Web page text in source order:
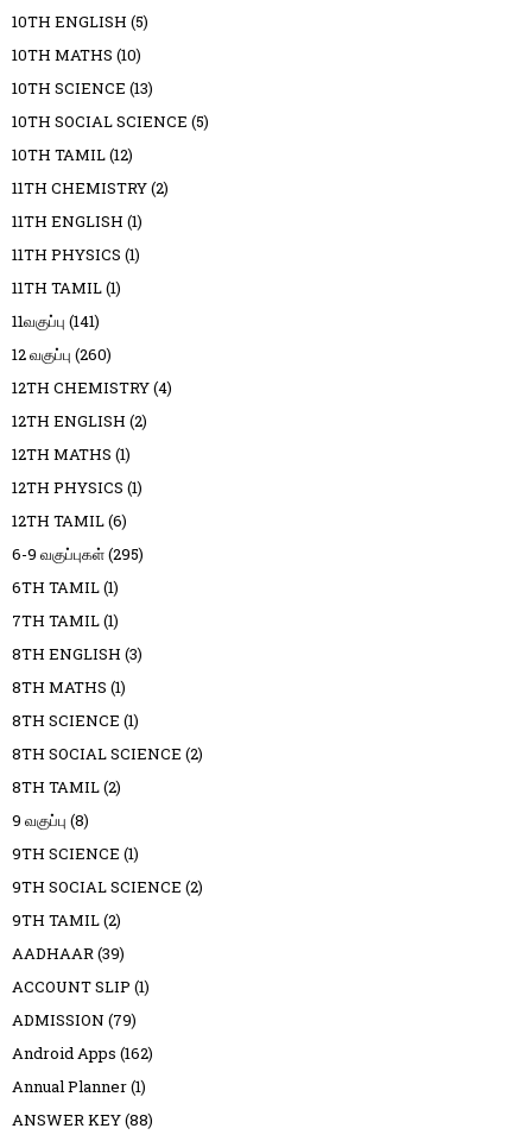
10TH ENGLISH (5)
10TH MATHS (10)
10TH SCIENCE (13)
10TH SOCIAL SCIENCE (5)
10TH TAMIL(12)
11TH CHEMISTRY(2)
11TH ENGLISH (1)
11TH PHYSICS (1)
11TH TAMIL(1)
11வகுப்பு (141)
12 வகுப்பு (260)
12TH CHEMISTRY(4)
12TH ENGLISH (2)
12TH MATHS (1)
12TH PHYSICS (1)
12TH TAMIL(6)
6-9 வகுப்புகள்(295)
6TH TAMIL(1)
7TH TAMIL(1)
8TH ENGLISH (3)
8TH MATHS (1)
8TH SCIENCE (1)
8TH SOCIAL SCIENCE (2)
8TH TAMIL(2)
9 வகுப்பு (8)
9TH SCIENCE (1)
9TH SOCIAL SCIENCE (2)
9TH TAMIL(2)
AADHAAR(39)
ACCOUNT SLIP (1)
ADMISSION (79)
Android Apps (162)
Annual Planner(1)
ANSWER KEY(88)